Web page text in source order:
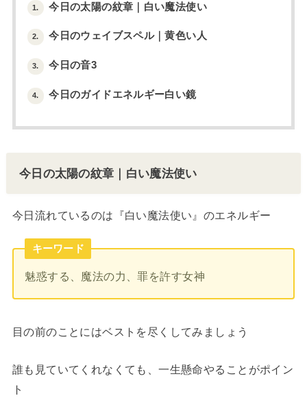
1. 今日の太陽の紋章｜白い魔法使い
2. 今日のウェイブスペル｜黄色い人
3. 今日の音3
4. 今日のガイドエネルギー白い鏡
今日の太陽の紋章｜白い魔法使い
今日流れているのは『白い魔法使い』のエネルギー
キーワード
魅惑する、魔法の力、罪を許す女神
目の前のことにはベストを尽くしてみましょう
誰も見ていてくれなくても、一生懸命やることがポイン
ト